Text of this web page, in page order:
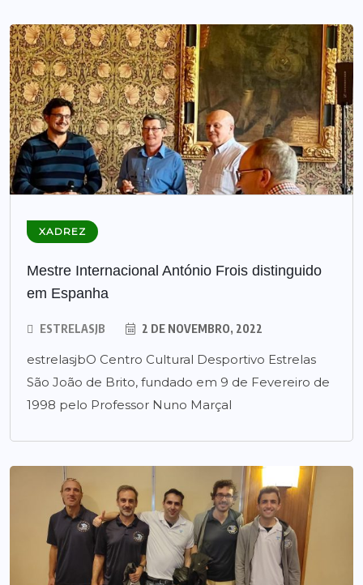
XADREZ
Mestre Internacional António Frois distinguido
em Espanha
ESTRELASJB 2 DE NOVEMBRO, 2022
estrelasjbO Centro Cultural Desportivo Estrelas
São João de Brito, fundado em 9 de Fevereiro de
1998 pelo Professor Nuno Marçal